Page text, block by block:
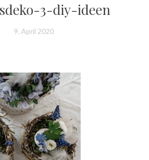
3-diy-ideen
9. April 2020